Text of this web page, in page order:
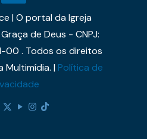
| O portal da Igreja
de Deus - CNPJ:
00 . Todos os direitos
Multimídia. |Política de